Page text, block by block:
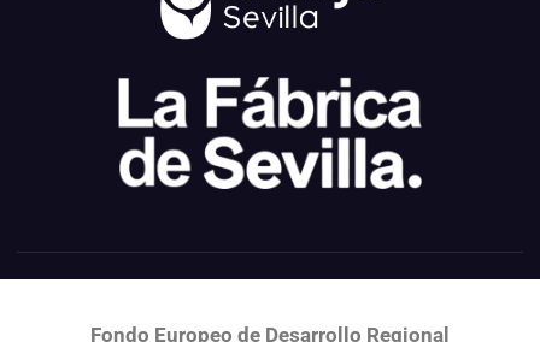
Fondo Europeo de Desarrollo Regional